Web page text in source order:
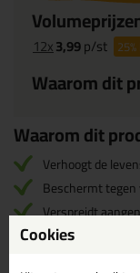
12x3,99p/st 25%
Waarom dit
Waarom dit
Verhoogt de
Beschermt
Verspreidt
Cookies